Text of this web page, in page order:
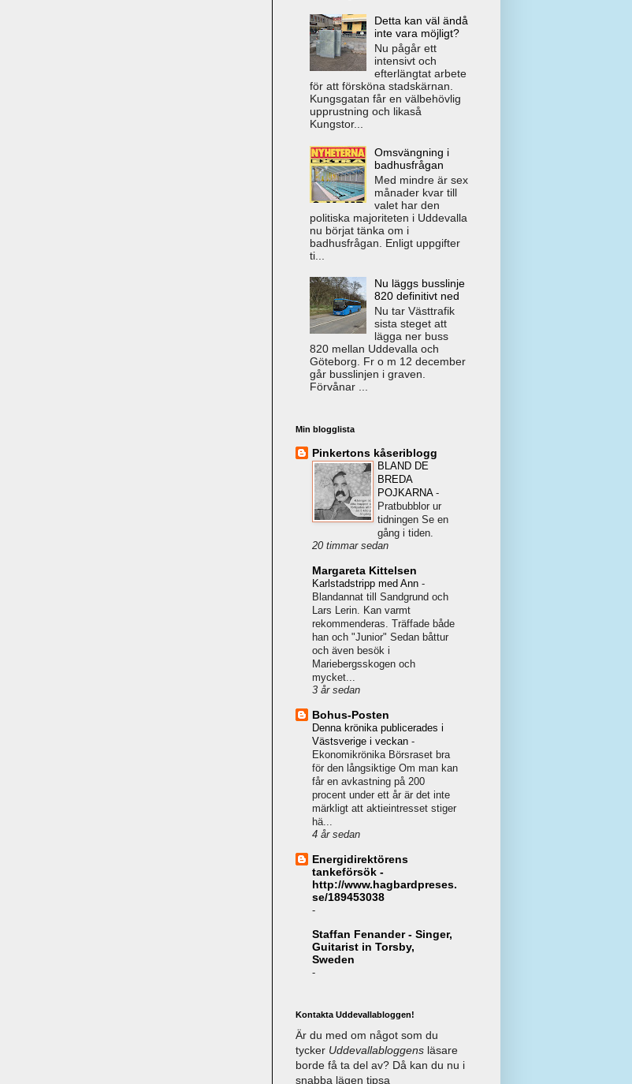
Detta kan väl ändå
inte vara möjligt?
Nu pågår ett
intensivt och
efterlängtat arbete
för att försköna stadskärnan.
Kungsgatan får en välbehövlig
upprustning och likaså
Kungstor...
Omsvängning i
badhusfrågan
Med mindre är sex
månader kvar till
valet har den
politiska majoriteten i Uddevalla
nu börjat tänka om i
badhusfrågan. Enligt uppgifter
ti...
Nu läggs busslinje
820 definitivt ned
Nu tar Västtrafik
sista steget att
lägga ner buss
820 mellan Uddevalla och
Göteborg. Fr o m 12 december
går busslinjen i graven.
Förvånar ...
Min blogglista
Pinkertons kåseriblogg
BLAND DE
BREDA
POJKARNA -
Pratbubblor ur
tidningen Se en
gång i tiden.
20 timmar sedan
Margareta Kittelsen
Karlstadstripp med Ann -
Blandannat till Sandgrund och
Lars Lerin. Kan varmt
rekommenderas. Träffade både
han och "Junior" Sedan båttur
och även besök i
Mariebergsskogen och
mycket...
3 år sedan
Bohus-Posten
Denna krönika publicerades i
Västsverige i veckan -
Ekonomikrönika Börsraset bra
för den långsiktige Om man kan
får en avkastning på 200
procent under ett år är det inte
märkligt att aktieintresset stiger
hä...
4 år sedan
Energidirektörens
tankeförsök -
http://www.hagbardpreses.
se/189453038
-
Staffan Fenander - Singer,
Guitarist in Torsby,
Sweden
-
Kontakta Uddevallabloggen!
Är du med om något som du
tycker Uddevallabloggens läsare
borde få ta del av? Då kan du nu i
snabba lägen tipsa